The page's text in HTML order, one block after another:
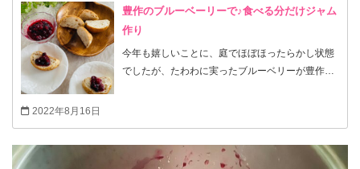
豊作のブルーベーリーで♪食べる分だけジャム
作り
今年も嬉しいことに、庭でほぼほったらかし状態
でしたが、たわわに実ったブルーベリーが豊作で
た。 手作りジャムは美味しいですね。
2022年8月16日